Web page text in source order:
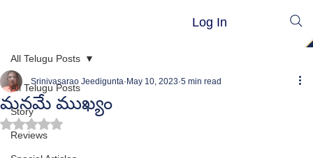
Log In
All Telugu Posts
Story
Reviews
All Telugu Posts
మనమే ముఖ్యం
Srinivasarao Jeedigunta May 10, 2023 5 min read
Rated NaN out of 5 stars.